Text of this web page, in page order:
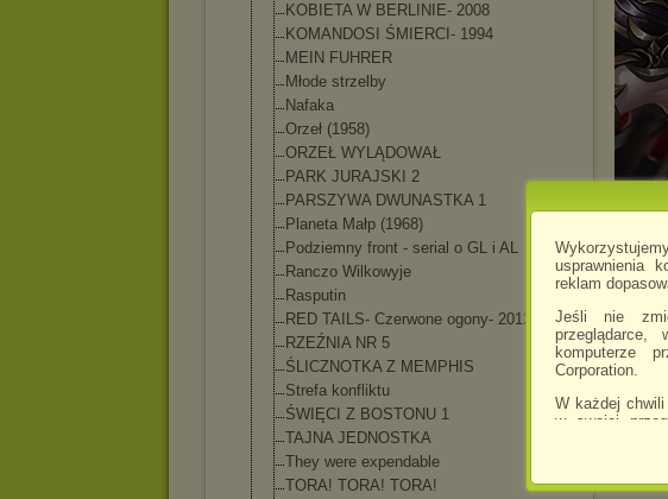
usprawnienia
reklam
Jeśli nie
komputerze
Corporation.
W każdej
w swojej
Jednocześnie
spowodować
KOBIETA W BERLINIE- 2008
KOMANDOSI ŚMIERCI- 1994
MEIN FUHRER
Młode strzelby
Nafaka
Orzeł (1958)
ORZEŁ WYLĄDOWAŁ
PARK JURAJSKI 2
PARSZYWA DWUNASTKA 1
Planeta Małp (1968)
Podziemny front - serial o GL i AL
Ranczo Wilkowyje
Rasputin
RED TAILS- Czerwone ogony- 2012
RZEŹNIA NR 5
ŚLICZNOTKA Z MEMPHIS
Strefa konfliktu
ŚWIĘCI Z BOSTONU 1
TAJNA JEDNOSTKA
They were expendable
TORA! TORA! TORA!